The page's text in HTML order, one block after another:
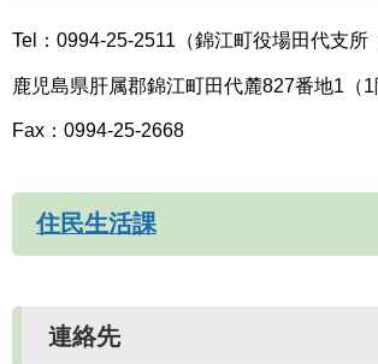
Tel：0994-25-2511（錦江町役場田代支所
鹿児島県肝属郡錦江町田代麓827番地1（1
Fax：0994-25-2668
住民生活課
連絡先